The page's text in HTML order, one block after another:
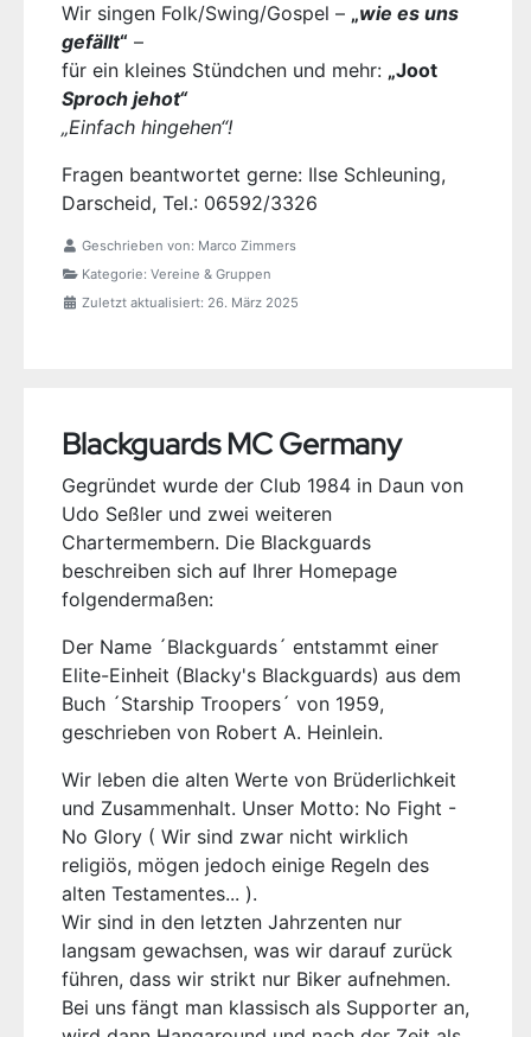
Wir singen Folk/Swing/Gospel – „wie es uns
gefällt“ –
für ein kleines Stündchen und mehr: „Joot
Sproch jehot“
„Einfach hingehen“!
Fragen beantwortet gerne: Ilse Schleuning,
Darscheid, Tel.: 06592/3326
Geschrieben von: Marco Zimmers
Kategorie: Vereine & Gruppen
Zuletzt aktualisiert: 26. März 2025
Blackguards MC Germany
Gegründet wurde der Club 1984 in Daun von
Udo Seßler und zwei weiteren
Chartermembern. Die Blackguards
beschreiben sich auf Ihrer Homepage
folgendermaßen:
Der Name ´Blackguards´ entstammt einer
Elite-Einheit (Blacky's Blackguards) aus dem
Buch ´Starship Troopers´ von 1959,
geschrieben von Robert A. Heinlein.
Wir leben die alten Werte von Brüderlichkeit
und Zusammenhalt. Unser Motto: No Fight -
No Glory ( Wir sind zwar nicht wirklich
religiös, mögen jedoch einige Regeln des
alten Testamentes... ).
Wir sind in den letzten Jahrzenten nur
langsam gewachsen, was wir darauf zurück
führen, dass wir strikt nur Biker aufnehmen.
Bei uns fängt man klassisch als Supporter an,